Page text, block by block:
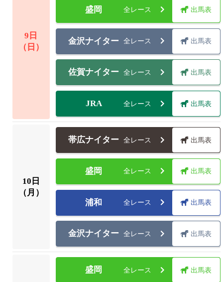
9 日
（日）
盛岡 全レース 出馬表
金沢ナイター 全レース 出馬表
佐賀ナイター 全レース 出馬表
JRA 全レース 出馬表
10 日
（月）
帯広ナイター 全レース 出馬表
盛岡 全レース 出馬表
浦和 全レース 出馬表
金沢ナイター 全レース 出馬表
盛岡 全レース 出馬表